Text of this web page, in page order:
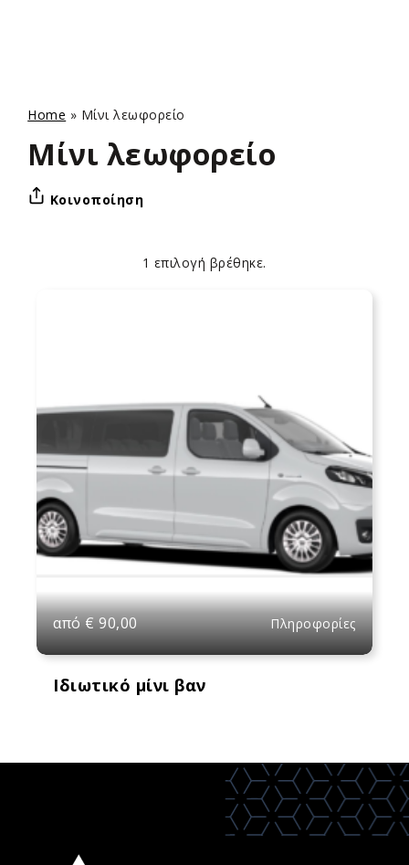
Home » Μίνι λεωφορείο
Μίνι λεωφορείο
Κοινοποίηση
1 επιλογή βρέθηκε.
από € 90,00 Πληροφορίες
Ιδιωτικό μίνι βαν